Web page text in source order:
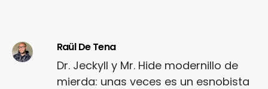
Raül De Tena
Dr. Jeckyll y Mr. Hide modernillo de
mierda: unas veces es un esnobista